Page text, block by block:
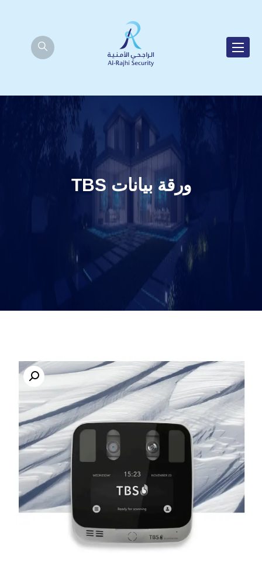
ورقة بيانات TBS